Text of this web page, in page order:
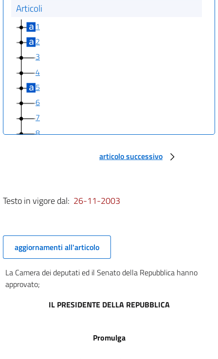
Articoli
1
2
3
4
5
6
7
8
articolo successivo
Testo in vigore dal: 26-11-2003
aggiornamenti all'articolo
La Camera dei deputati ed il Senato della Repubblica hanno
approvato;
IL PRESIDENTE DELLA REPUBBLICA
Promulga